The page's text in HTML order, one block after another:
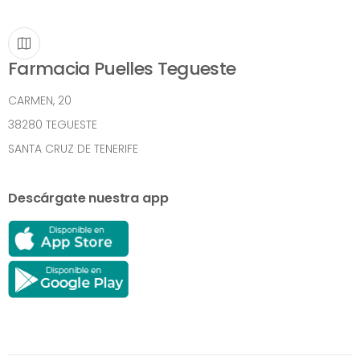
Farmacia Puelles Tegueste
CARMEN, 20
38280 TEGUESTE
SANTA CRUZ DE TENERIFE
Descárgate nuestra app